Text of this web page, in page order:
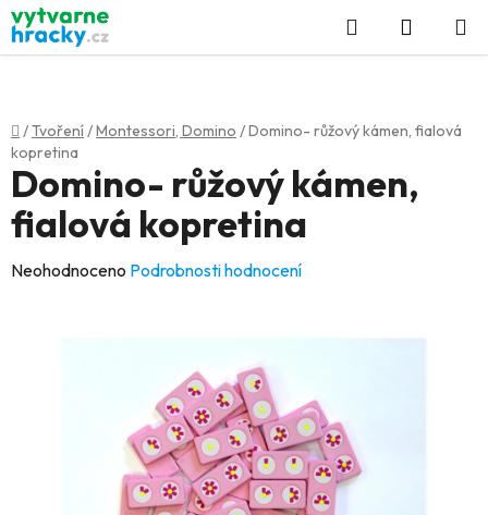
Přejít
na
obsah
Hledat
KOŠÍK
Domů
/Tvoření/Montessori, Domino /Domino- růžový kámen, fialová
kopretina
Domino- růžový kámen,
fialová kopretina
Průměrné
Neohodnoceno Podrobnosti hodnocení